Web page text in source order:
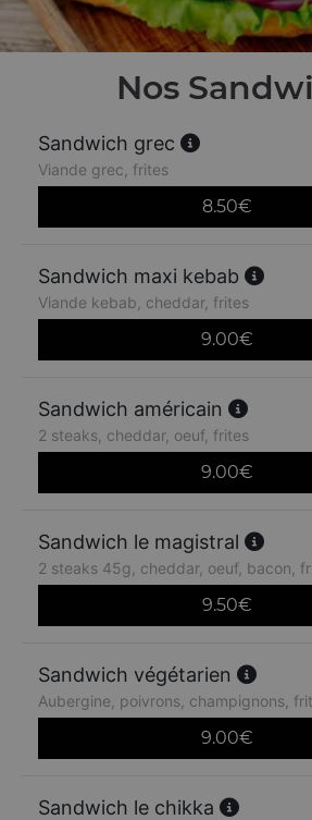
Nos
Sandwich grec
Viande grec, frites
8.50€
Sandwich maxi kebab
Viande kebab, cheddar, frites
9.00€
Sandwich américain
2 steaks, cheddar, oeuf, frites
9.00€
Sandwich le magistral
2 steaks 45g, cheddar, oeuf, bacon,
9.50€
Sandwich végétarien
Aubergine, poivrons, champignons,
9.00€
Sandwich le chikka